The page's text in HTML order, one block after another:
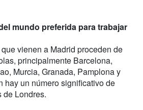
mundo preferida para trabajar
vienen a Madrid proceden de
principalmente Barcelona,
Murcia, Granada, Pamplona y
hay un número significativo de
de Londres.